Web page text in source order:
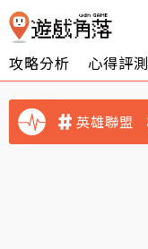
攻略分析 心得評測
英雄聯盟